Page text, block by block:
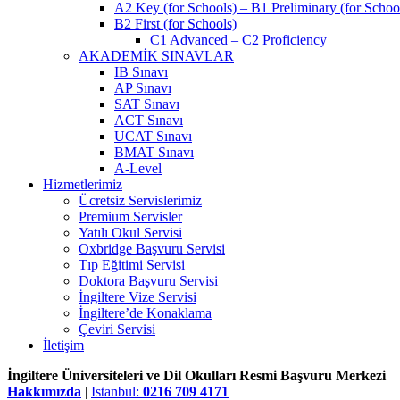
A2 Key (for Schools) – B1 Preliminary (for
B2 First (for Schools)
C1 Advanced – C2 Proficiency
AKADEMİK SINAVLAR
IB Sınavı
AP Sınavı
SAT Sınavı
ACT Sınavı
UCAT Sınavı
BMAT Sınavı
A-Level
Hizmetlerimiz
Ücretsiz Servislerimiz
Premium Servisler
Yatılı Okul Servisi
Oxbridge Başvuru Servisi
Tıp Eğitimi Servisi
Doktora Başvuru Servisi
İngiltere Vize Servisi
İngiltere’de Konaklama
Çeviri Servisi
İletişim
İngiltere Üniversiteleri ve Dil Okulları Resmi Başvuru Merkezi
Hakkımızda | Istanbul: 0216 709 4171